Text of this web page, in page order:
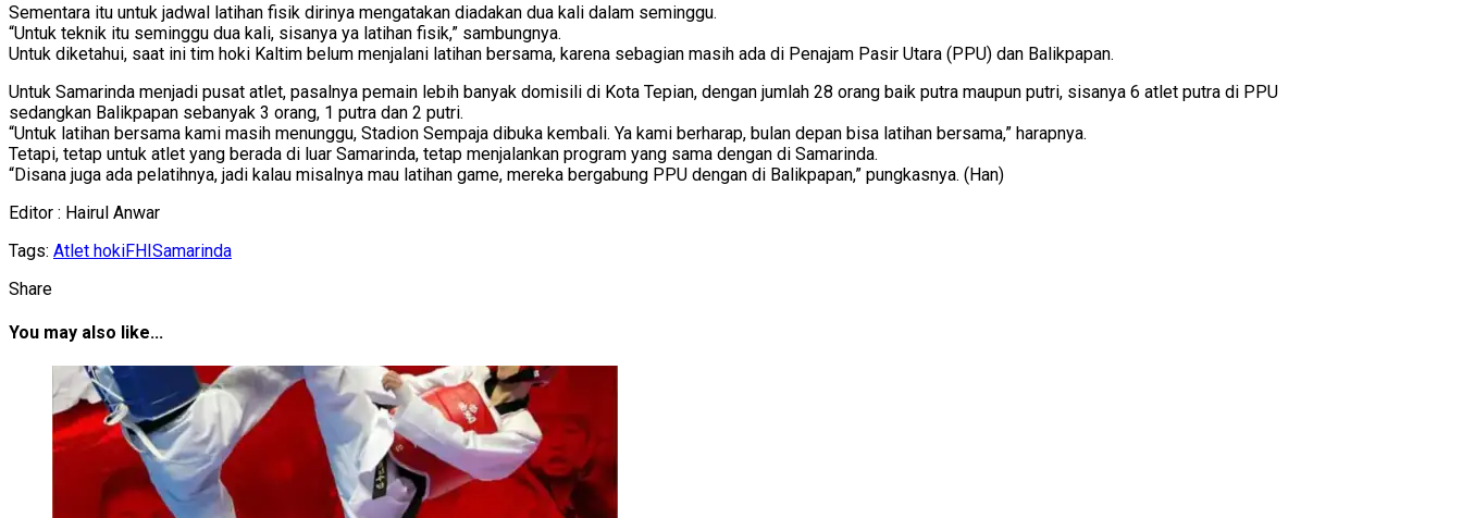
Sementara itu untuk jadwal latihan fisik dirinya mengatakan diadakan dua kali dalam seminggu.
“Untuk teknik itu seminggu dua kali, sisanya ya latihan fisik,” sambungnya.
Untuk diketahui, saat ini tim hoki Kaltim belum menjalani latihan bersama, karena sebagian masih ada di Penajam Pasir Utara (PPU) dan Balikpapan.
Untuk Samarinda menjadi pusat atlet, pasalnya pemain lebih banyak domisili di Kota Tepian, dengan jumlah 28 orang baik putra maupun putri, sisanya 6 atlet putra di PPU
sedangkan Balikpapan sebanyak 3 orang, 1 putra dan 2 putri.
“Untuk latihan bersama kami masih menunggu, Stadion Sempaja dibuka kembali. Ya kami berharap, bulan depan bisa latihan bersama,” harapnya.
Tetapi, tetap untuk atlet yang berada di luar Samarinda, tetap menjalankan program yang sama dengan di Samarinda.
“Disana juga ada pelatihnya, jadi kalau misalnya mau latihan game, mereka bergabung PPU dengan di Balikpapan,” pungkasnya. (Han)
Editor : Hairul Anwar
Tags: Atlet hokiFHISamarinda
Share
You may also like...